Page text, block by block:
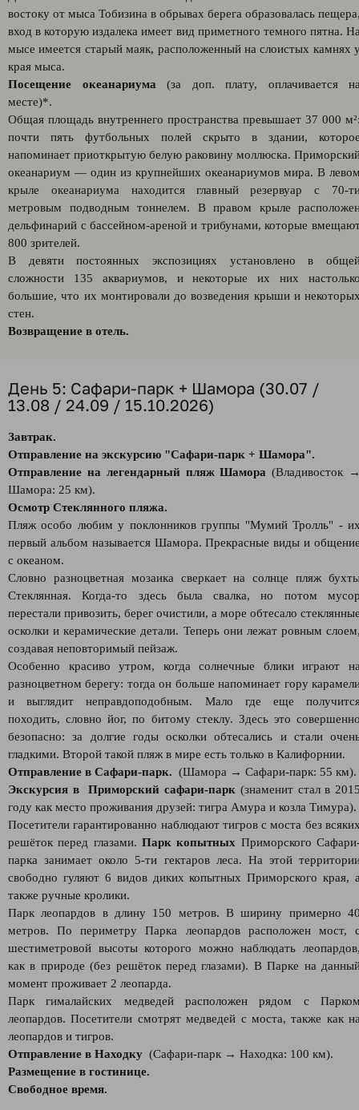
востоку от мыса Тобизина в обрывах берега образовалась
вход в которую издалека имеет вид приметного темного пятна.
мысе имеется старый маяк, расположенный на слоистых камнях
края мыса.
Посещение океанариума (за доп. плату, оплачивается
месте)*.
Общая площадь внутреннего пространства превышает 37 000
почти пять футбольных полей скрыто в здании,
напоминает приоткрытую белую раковину моллюска.
океанариум — один из крупнейших океанариумов мира. В
крыле океанариума находится главный резервуар с 70-
метровым подводным тоннелем. В правом крыле
дельфинарий с бассейном-ареной и трибунами, которые
800 зрителей.
В девяти постоянных экспозициях установлено в
сложности 135 аквариумов, и некоторые их них
большие, что их монтировали до возведения крыши и
стен.
Возвращение в отель.
День 5: Сафари-парк + Шамора (30.07 /
13.08 / 24.09 / 15.10.2026)
Завтрак.
Отправление на экскурсию "Сафари-парк + Шамора".
Отправление на легендарный пляж Шамора (Владивосток
Шамора: 25 км).
Осмотр Стеклянного пляжа.
Пляж особо любим у поклонников группы "Мумий Тролль" -
первый альбом называется Шамора. Прекрасные виды и
с океаном.
Словно разноцветная мозаика сверкает на солнце пляж
Стеклянная. Когда-то здесь была свалка, но потом
перестали привозить, берег очистили, а море обтесало
осколки и керамические детали. Теперь они лежат ровным
создавая неповторимый пейзаж.
Особенно красиво утром, когда солнечные блики играют
разноцветном берегу: тогда он больше напоминает гору
и выглядит неправдоподобным. Мало где еще
походить, словно йог, по битому стеклу. Здесь это
безопасно: за долгие годы осколки обтесались и стали
гладкими. Второй такой пляж в мире есть только в Калифорнии.
Отправление в Сафари-парк. (Шамора → Сафари-парк: 55 км).
Экскурсия в Приморский сафари-парк (знаменит стал в
году как место проживания друзей: тигра Амура и козла Тимура).
Посетители гарантированно наблюдают тигров с моста без
решёток перед глазами. Парк копытных Приморского
парка занимает около 5-ти гектаров леса. На этой
свободно гуляют 6 видов диких копытных Приморского края,
также ручные кролики.
Парк леопардов в длину 150 метров. В ширину примерно
метров. По периметру Парка леопардов расположен мост,
шестиметровой высоты которого можно наблюдать
как в природе (без решёток перед глазами). В Парке на
момент проживает 2 леопарда.
Парк гималайских медведей расположен рядом с
леопардов. Посетители смотрят медведей с моста, также как
леопардов и тигров.
Отправление в Находку (Сафари-парк → Находка: 100 км).
Размещение в гостинице.
Свободное время.